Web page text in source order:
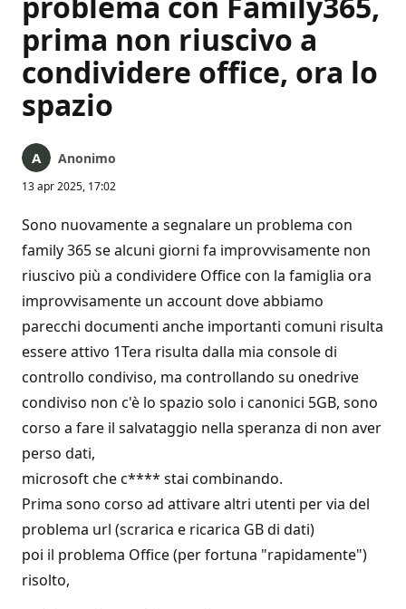
prima non riuscivo a
condividere office, ora lo
spazio
Anonimo
13 apr 2025, 17:02
Sono nuovamente a segnalare un problema con
family 365 se alcuni giorni fa improvvisamente non
riuscivo più a condividere Office con la famiglia ora
improvvisamente un account dove abbiamo
parecchi documenti anche importanti comuni risulta
essere attivo 1Tera risulta dalla mia console di
controllo condiviso, ma controllando su onedrive
condiviso non c'è lo spazio solo i canonici 5GB, sono
corso a fare il salvataggio nella speranza di non aver
perso dati,
microsoft che c**** stai combinando.
Prima sono corso ad attivare altri utenti per via del
problema url (scrarica e ricarica GB di dati)
poi il problema Office (per fortuna "rapidamente")
risolto,